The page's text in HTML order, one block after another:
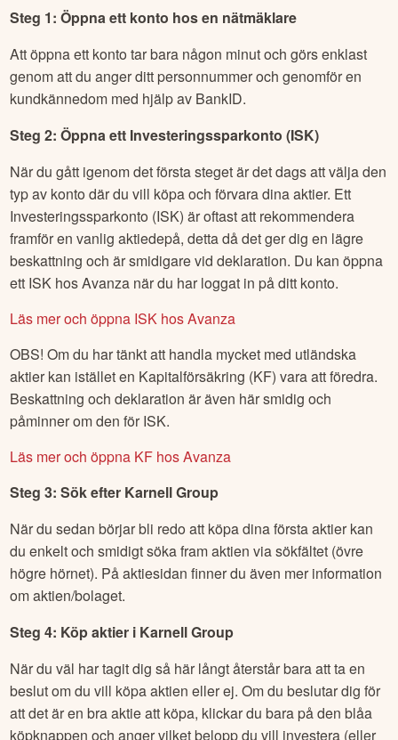
Steg 1: Öppna ett konto hos en nätmäklare
Att öppna ett konto tar bara någon minut och görs enklast
genom att du anger ditt personnummer och genomför en
kundkännedom med hjälp av BankID.
Steg 2: Öppna ett Investeringssparkonto (ISK)
När du gått igenom det första steget är det dags att välja den
typ av konto där du vill köpa och förvara dina aktier. Ett
Investeringssparkonto (ISK) är oftast att rekommendera
framför en vanlig aktiedepå, detta då det ger dig en lägre
beskattning och är smidigare vid deklaration. Du kan öppna
ett ISK hos Avanza när du har loggat in på ditt konto.
Läs mer och öppna ISK hos Avanza
OBS! Om du har tänkt att handla mycket med utländska
aktier kan istället en Kapitalförsäkring (KF) vara att föredra.
Beskattning och deklaration är även här smidig och
påminner om den för ISK.
Läs mer och öppna KF hos Avanza
Steg 3: Sök efter Karnell Group
När du sedan börjar bli redo att köpa dina första aktier kan
du enkelt och smidigt söka fram aktien via sökfältet (övre
högre hörnet). På aktiesidan finner du även mer information
om aktien/bolaget.
Steg 4: Köp aktier i Karnell Group
När du väl har tagit dig så här långt återstår bara att ta en
beslut om du vill köpa aktien eller ej. Om du beslutar dig för
att det är en bra aktie att köpa, klickar du bara på den blåa
köpknappen och anger vilket belopp du vill investera (eller